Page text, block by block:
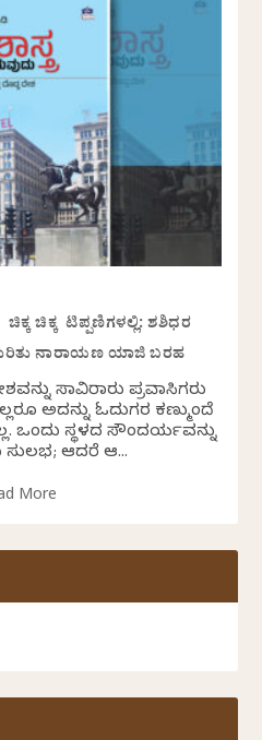
ಚಿಕ್ಕ ಟಿಪ್ಪಣಿಗಳಲ್ಲಿ: ಶಶಿಧರ
ನಾರಾಯಣ ಯಾಜಿ ಬರಹ
ಸಾವಿರಾರು ಪ್ರವಾಸಿಗರು
ಅದನ್ನು ಓದುಗರ ಕಣ್ಮುಂದೆ
ಒಂದು ಸ್ಥಳದ ಸೌಂದರ್ಯವನ್ನು
ಸುಲಭ; ಆದರೆ ಆ...
More